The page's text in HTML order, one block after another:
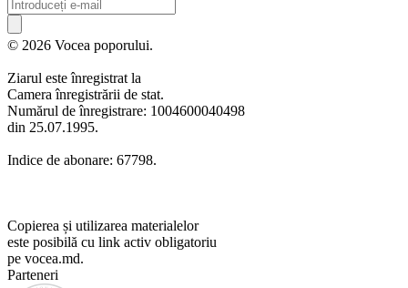
© 2026 Vocea poporului.
Ziarul este înregistrat la
Camera înregistrării de stat.
Numărul de înregistrare: 1004600040498
din 25.07.1995.
Indice de abonare: 67798.
Copierea și utilizarea materialelor
este posibilă cu link activ obligatoriu
pe vocea.md.
Parteneri